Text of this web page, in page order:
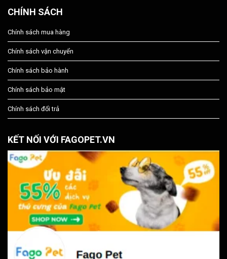
CHÍNH SÁCH
Chính sách mua hàng
Chính sách vận chuyển
Chính sách bảo hành
Chính sách bảo mật
Chính sách đổi trả
KẾT NỐI VỚI FAGOPET.VN